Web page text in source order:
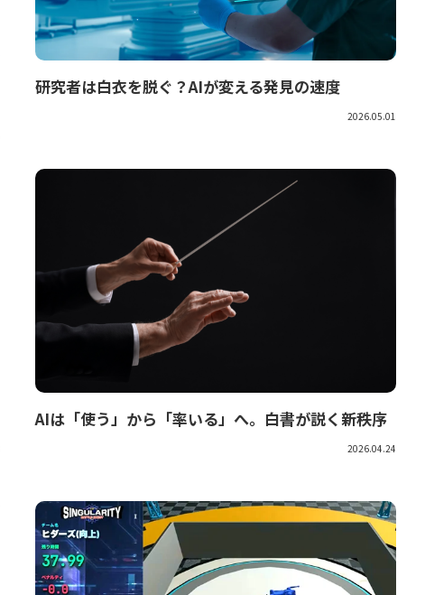
研究者は白衣を脱ぐ？AIが変える発見の速度
2026.05.01
AIは「使う」から「率いる」へ。白書が説く新秩序
2026.04.24